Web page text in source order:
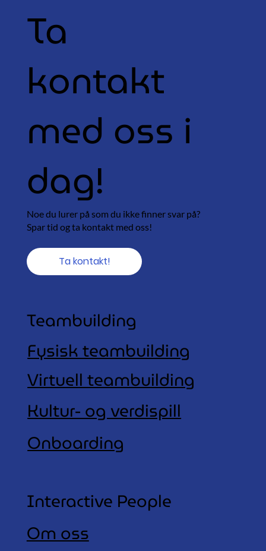
Ta
kontakt
med oss i
dag!
Noe du lurer på som du ikke finner svar på?
Spar tid og ta kontakt med oss!
Ta kontakt!
Teambuilding
Fysisk teambuilding
Virtuell teambuilding
Kultur- og verdispill
Onboarding
Interactive People
Om oss